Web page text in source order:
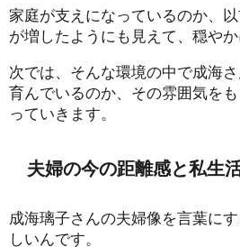
家庭が支えになっているのか、
が増したようにも見えて、穏やか
次では、そんな環境の中で成海
育んでいるのか、その雰囲気を
っていきます。
夫婦の今の距離感と私生
成海璃子さんの夫婦像を言葉に
しいんです。